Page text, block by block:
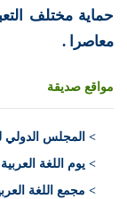
حماية مختلف
معاصرا .
مواقع صديقة
> المجلس الدولي
> يوم اللغة العربية
> مجمع اللغة